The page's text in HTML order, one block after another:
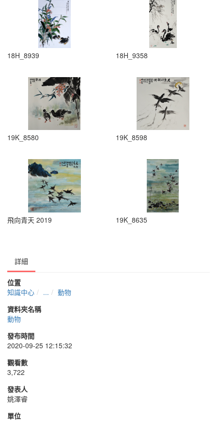
18H_8939 18H_9358
19K_8580 19K_8598
飛向青天 2019 19K_8635
詳細
位置
知識中心
...
動物
資料夾名稱
動物
發布時間
2020-09-25 12:15:32
觀看數
3,722
發表人
姚澤睿
單位